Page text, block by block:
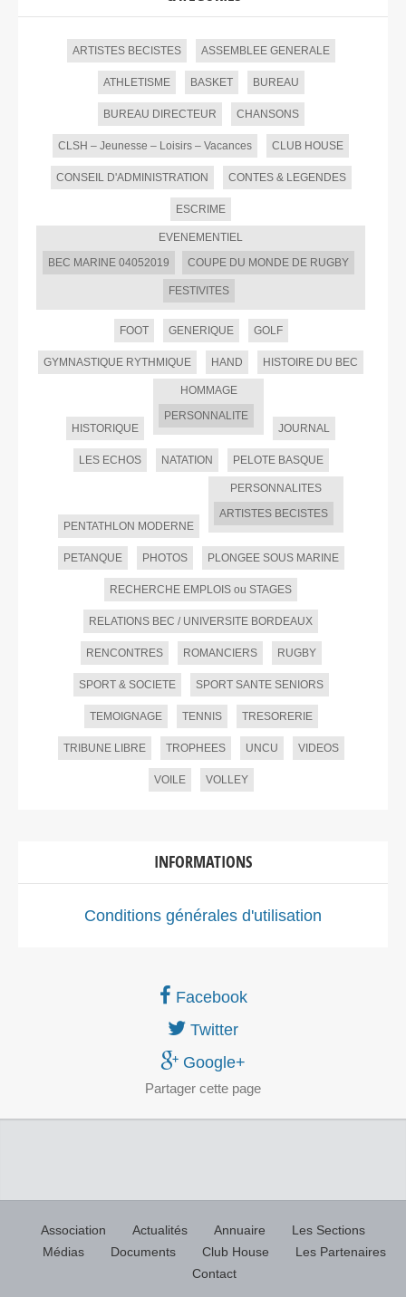
ARTISTES BECISTES ASSEMBLEE GENERALE
ATHLETISME BASKET BUREAU
BUREAU DIRECTEUR CHANSONS
CLSH – Jeunesse – Loisirs – Vacances CLUB HOUSE
CONSEIL D'ADMINISTRATION CONTES & LEGENDES
ESCRIME
EVENEMENTIEL
BEC MARINE 04052019
COUPE DU MONDE DE RUGBY
FESTIVITES
FOOT GENERIQUE GOLF
GYMNASTIQUE RYTHMIQUE HAND HISTOIRE DU BEC
HISTORIQUE
HOMMAGE
PERSONNALITE
JOURNAL
LES ECHOS NATATION PELOTE BASQUE
PENTATHLON MODERNE
PERSONNALITES
ARTISTES BECISTES
PETANQUE PHOTOS PLONGEE SOUS MARINE
RECHERCHE EMPLOIS ou STAGES
RELATIONS BEC / UNIVERSITE BORDEAUX
RENCONTRES ROMANCIERS RUGBY
SPORT & SOCIETE SPORT SANTE SENIORS
TEMOIGNAGE TENNIS TRESORERIE
TRIBUNE LIBRE TROPHEES UNCU VIDEOS
VOILE VOLLEY
INFORMATIONS
Conditions générales d'utilisation
Facebook
Twitter
Google+
Partager cette page
Association Actualités Annuaire
Les Sections
Médias
Documents Club House
Les Partenaires
Contact